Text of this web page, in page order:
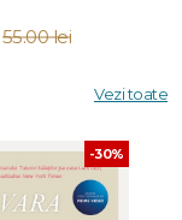
55.00 lei
Vezi toate
-30%